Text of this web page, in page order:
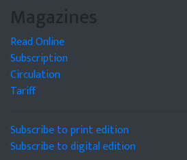
Magazines
Read Online
Subscription
Circulation
Tariff
Subscribe to print edition
Subscribe to digital edition